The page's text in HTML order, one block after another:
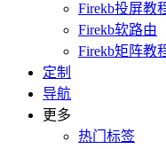
Firekb投屏教
Firekb软路由
Firekb矩阵教
定制
导航
更多
热门标签